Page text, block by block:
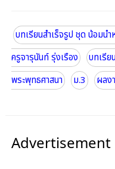
บทเรียนสำเร็จรูป ชุด น้อมน
ครูจารุนันท์ รุ่งเรือง
บทเรีย
พระพุทธศาสนา
ม.3 ผลง
Advertisement